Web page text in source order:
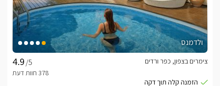
ולדמנס
/5
צימרים בצפון, כפר ורדים